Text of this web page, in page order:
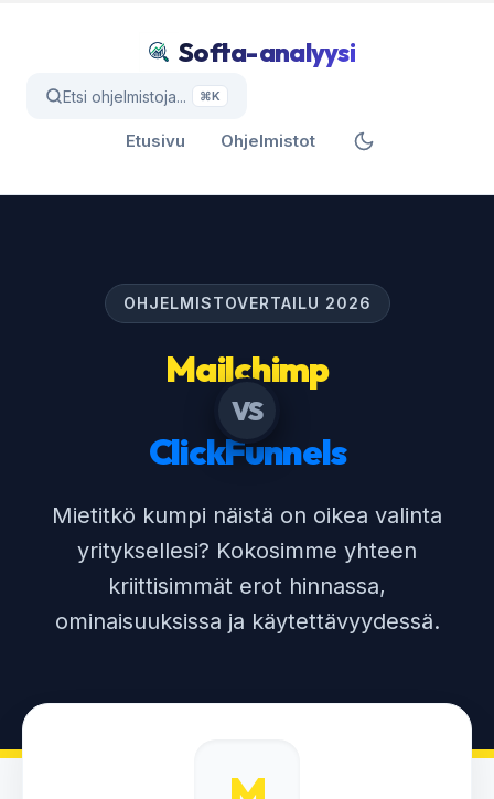
Softa-analyysi
Etsi ohjelmistoja... ⌘K
Etusivu Ohjelmistot
OHJELMISTOVERTAILU 2026
Mailchimp
VS
ClickFunnels
Mietitkö kumpi näistä on oikea valinta
yrityksellesi? Kokosimme yhteen
kriittisimmät erot hinnassa,
ominaisuuksissa ja käytettävyydessä.